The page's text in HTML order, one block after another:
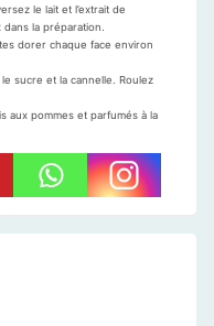
le lait et l’extrait de
la préparation.
dorer chaque face environ
sucre et la cannelle. Roulez
aux pommes et parfumés à la